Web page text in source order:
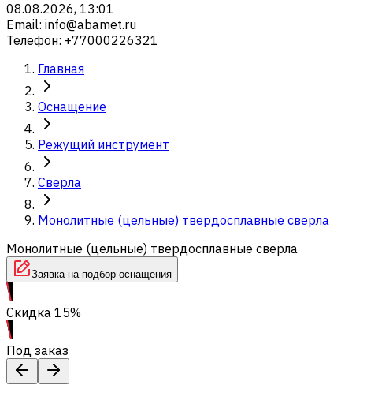
08.08.2026, 13:01
Email: info@abamet.ru
Телефон: +77000226321
Главная
Оснащение
Режущий инструмент
Сверла
Монолитные (цельные) твердосплавные сверла
Монолитные (цельные) твердосплавные сверла
Заявка на подбор оснащения
Скидка 15%
Под заказ